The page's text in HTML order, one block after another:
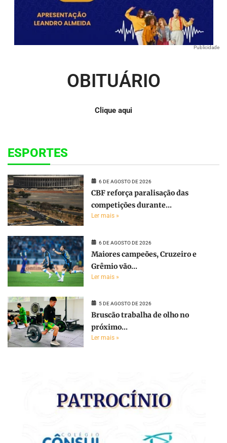
Publicidade
OBITUÁRIO
Clique aqui
ESPORTES
6 DE AGOSTO DE 2026
CBF reforça paralisação das
competições durante...
Ler mais »
6 DE AGOSTO DE 2026
Maiores campeões, Cruzeiro e
Grêmio vão...
Ler mais »
5 DE AGOSTO DE 2026
Bruscão trabalha de olho no
próximo...
Ler mais »